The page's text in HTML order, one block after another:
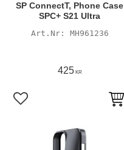
SP ConnectT, Phone Case
SPC+ S21 Ultra
MH961236
425KR
Lägg till i favoriter